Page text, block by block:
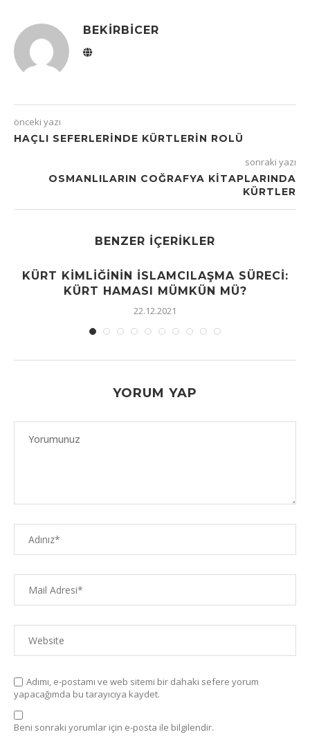
BEKIRBICER
önceki yazı
HAÇLI SEFERLERINDE KÜRTLERIN ROLÜ
sonraki yazı
OSMANLILARIN COĞRAFYA KITAPLARINDA
KÜRTLER
BENZER İÇERIKLER
KÜRT KIMLIĞININ İSLAMCILAŞMA SÜRECI:
KÜRT HAMASI MÜMKÜN MÜ?
22.12.2021
YORUM YAP
Adımı, e-postamı ve web sitemi bir dahaki sefere yorum
yapacağımda bu tarayıcıya kaydet.
Beni sonraki yorumlar için e-posta ile bilgilendir.